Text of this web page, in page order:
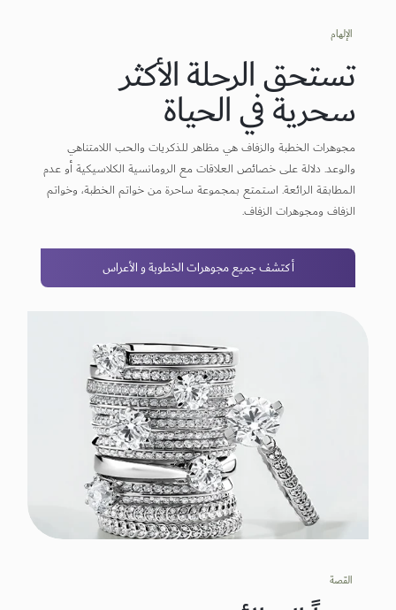
الإلهام
تستحق الرحلة الأكثر
سحرية في الحياة
مجوهرات الخطبة والزفاف هي مظاهر للذكريات والحب اللامتناهي
والوعد. دلالة على خصائص العلاقات مع الرومانسية الكلاسيكية أو عدم
المطابقة الرائعة. استمتع بمجموعة ساحرة من خواتم الخطبة، وخواتم
الزفاف ومجوهرات الزفاف.
أكتشف جميع مجوهرات الخطوبة و الأعراس
القصة